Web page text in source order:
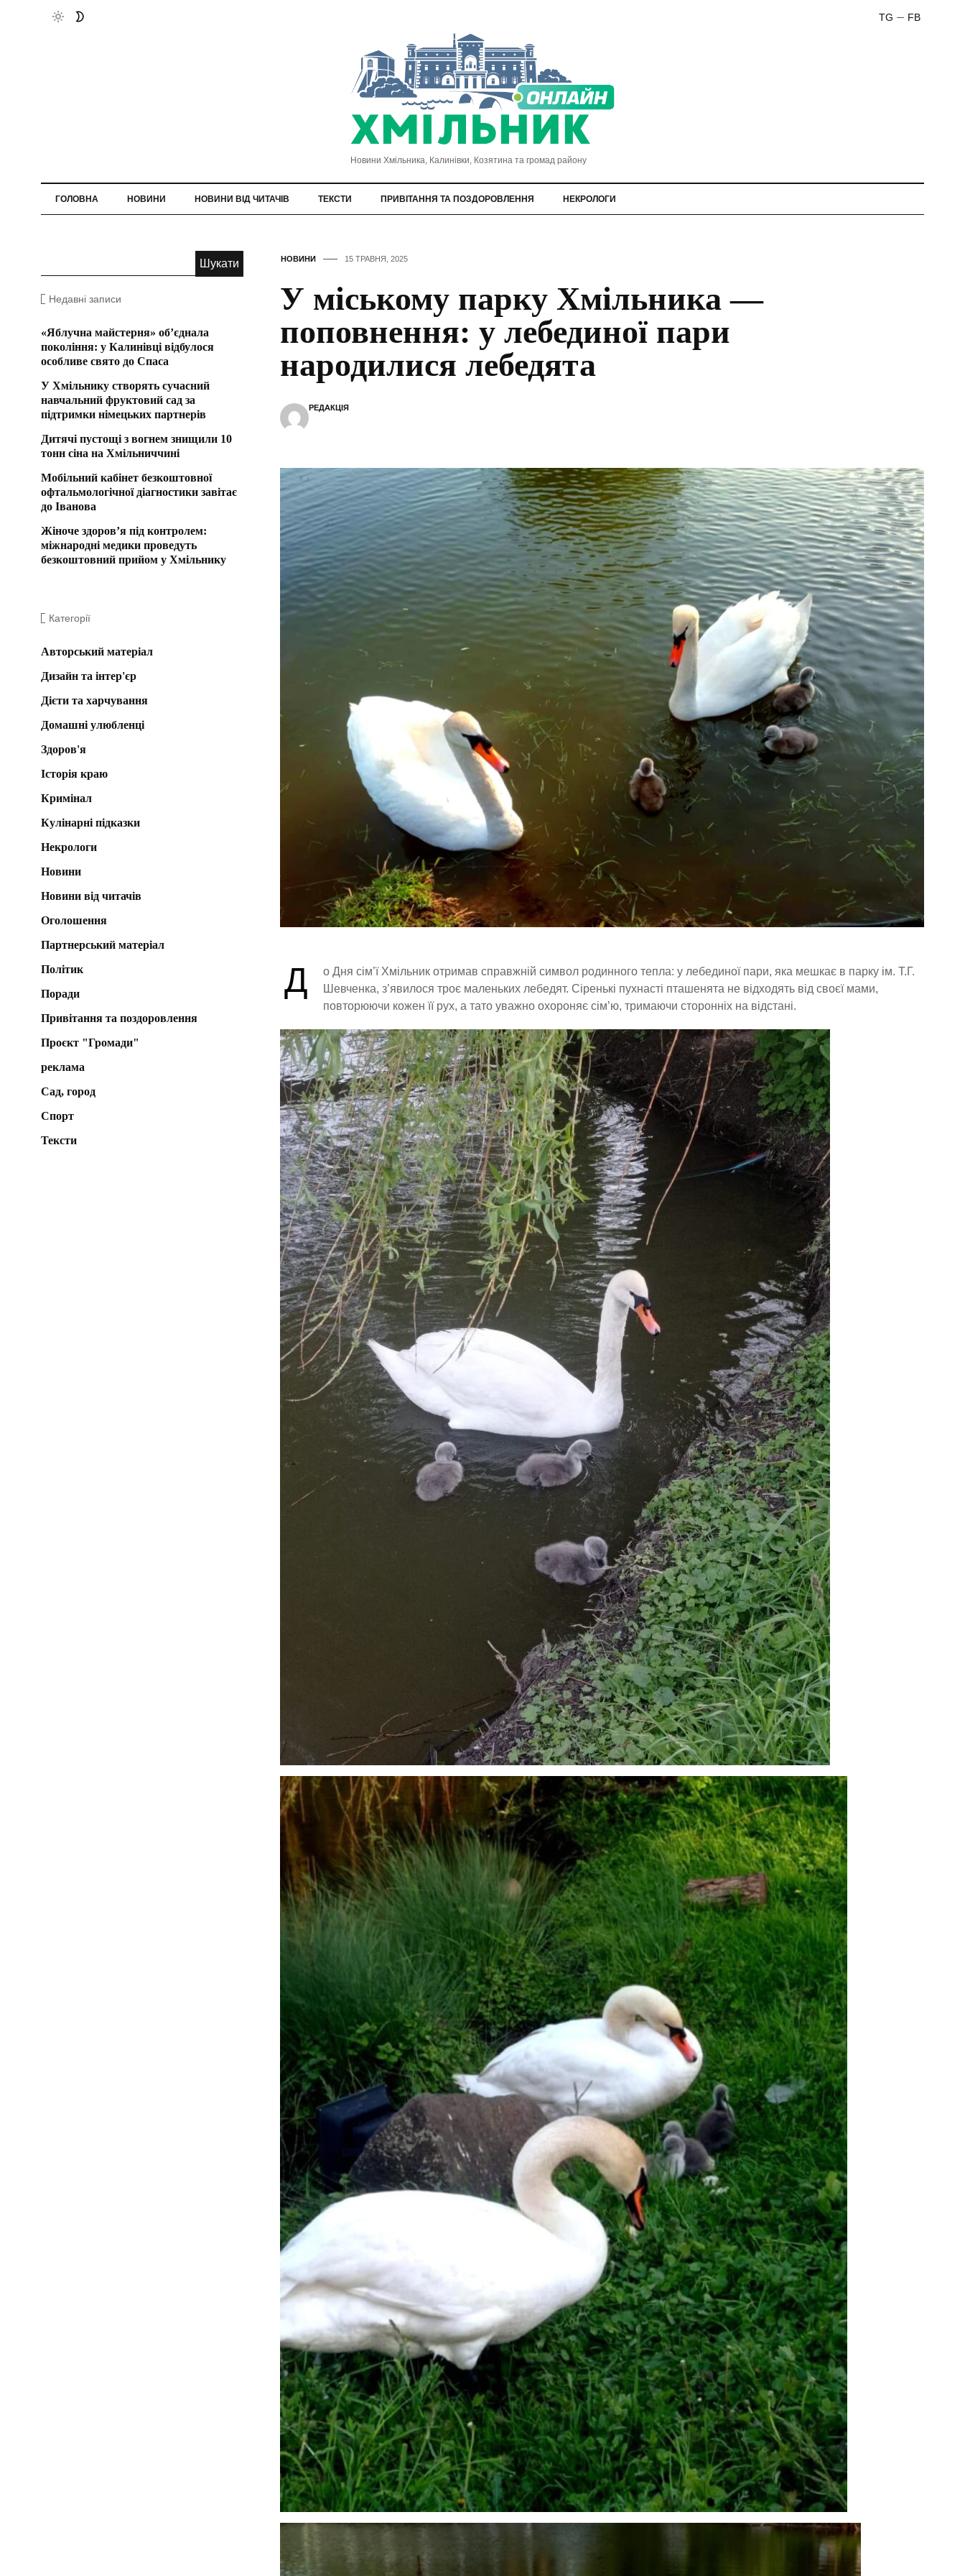
FB
TG
Новини Хмільника, Калинівки, Козятина та громад району
ГОЛОВНА НОВИНИ НОВИНИ ВІД ЧИТАЧІВ ТЕКСТИ ПРИВІТАННЯ ТА ПОЗДОРОВЛЕННЯ НЕКРОЛОГИ
НОВИНИ 15 ТРАВНЯ, 2025
У міському парку Хмільника —
поповнення: у лебединої пари
народилися лебедята
РЕДАКЦІЯ
Д
о Дня сім’ї Хмільник отримав справжній символ родинного тепла: у лебединої пари, яка мешкає в парку ім. Т.Г.
Шевченка, з’явилося троє маленьких лебедят. Сіренькі пухнасті пташенята не відходять від своєї мами,
повторюючи кожен її рух, а тато уважно охороняє сім’ю, тримаючи сторонніх на відстані.
Недавні записи
«Яблучна майстерня» об’єднала
покоління: у Калинівці відбулося
особливе свято до Спаса
У Хмільнику створять сучасний
навчальний фруктовий сад за
підтримки німецьких партнерів
Дитячі пустощі з вогнем знищили 10
тонн сіна на Хмільниччині
Мобільний кабінет безкоштовної
офтальмологічної діагностики завітає
до Іванова
Жіноче здоров’я під контролем:
міжнародні медики проведуть
безкоштовний прийом у Хмільнику
Категорії
Авторський матеріал
Дизайн та інтер'єр
Дієти та харчування
Домашні улюбленці
Здоров'я
Історія краю
Кримінал
Кулінарні підказки
Некрологи
Новини
Новини від читачів
Оголошення
Партнерський матеріал
Політик
Поради
Привітання та поздоровлення
Проєкт "Громади"
реклама
Сад, город
Спорт
Тексти